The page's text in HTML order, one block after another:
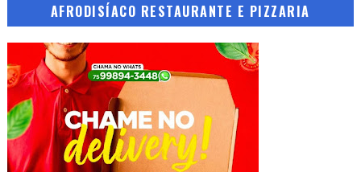
AFRODISÍACO RESTAURANTE E PIZZARIA